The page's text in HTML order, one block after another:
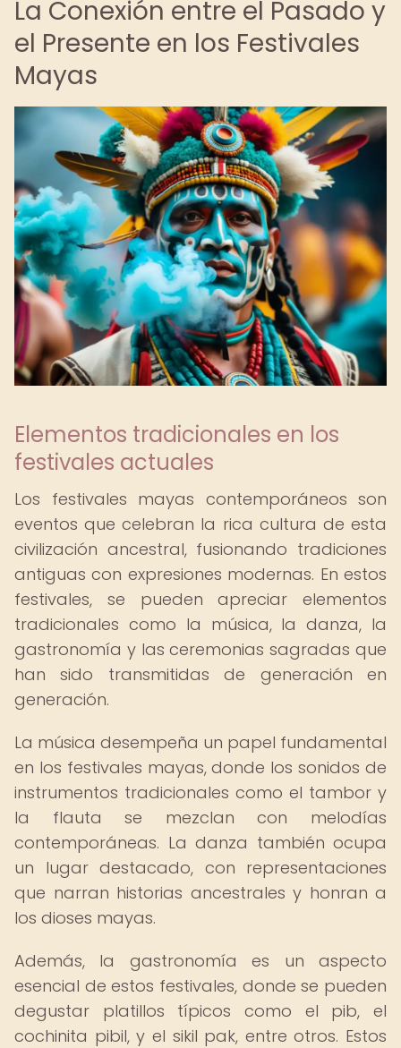
La Conexión entre el Pasado y
el Presente en los Festivales
Mayas
Elementos tradicionales en los
festivales actuales
Los festivales mayas contemporáneos son
eventos que celebran la rica cultura de esta
civilización ancestral, fusionando tradiciones
antiguas con expresiones modernas. En estos
festivales, se pueden apreciar elementos
tradicionales como la música, la danza, la
gastronomía y las ceremonias sagradas que
han sido transmitidas de generación en
generación.
La música desempeña un papel fundamental
en los festivales mayas, donde los sonidos de
instrumentos tradicionales como el tambor y
la flauta se mezclan con melodías
contemporáneas. La danza también ocupa
un lugar destacado, con representaciones
que narran historias ancestrales y honran a
los dioses mayas.
Además, la gastronomía es un aspecto
esencial de estos festivales, donde se pueden
degustar platillos típicos como el pib, el
cochinita pibil, y el sikil pak, entre otros. Estos